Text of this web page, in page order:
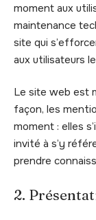
moment aux
maintenance
site qui
aux utilisateurs
Le site web est
façon, les
moment : elles
invité à s’y
prendre
2.